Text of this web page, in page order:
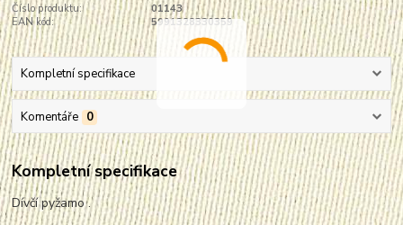
Číslo produktu:
01143
EAN kód:
5991328330359
Kompletní specifikace
Komentáře 0
Kompletní specifikace
Dívčí pyžamo .